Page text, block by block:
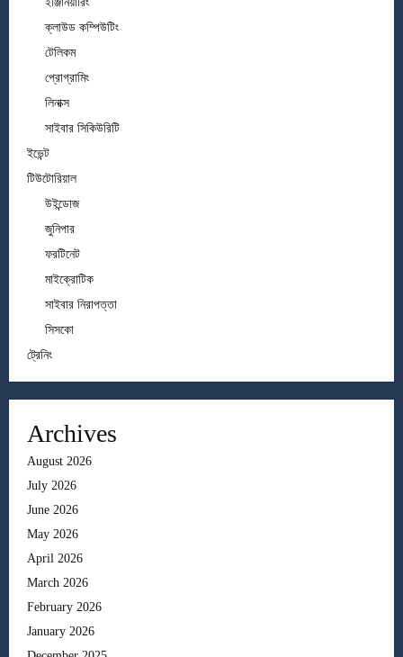
ক্লাউড কম্পিউটিং
টেলিকম
প্রোগ্রামিং
লিনাক্স
সাইবার সিকিউরিটি
ইভেন্ট
টিউটোরিয়াল
উইন্ডোজ
জুনিপার
ফরটিনেট
মাইক্রোটিক
সাইবার নিরাপত্তা
সিসকো
ট্রেনিং
Archives
August 2026
July 2026
June 2026
May 2026
April 2026
March 2026
February 2026
January 2026